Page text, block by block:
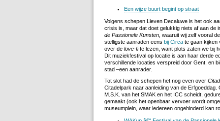
Een wijze buurt begint op straat
Volgens schepen Lieven Decaluwe is het ook
crisis is, maar dat doet gelukkig niets af aan de
de Passionele Kunsten , waaruit wij zelf vooral de
stelligste aanraden eens bij Circa te gaan kijken
over de love-fite lezen, want plots zaten we bij
Dit muziekfestival op locatie is aan haar derde
verschillende locaties verspreid door Gent, en
stad –een aanrader.
Tot slot had de schepen het nog even over
Citadelpark naar aanleiding van de
M.S.K. van het SMAK en het ICC scheidt,
gemaakt (ook het openbaar vervoer wordt
museumplein, waar iedereen ongehinderd kan